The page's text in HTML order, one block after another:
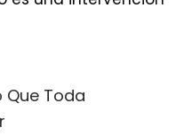
Que Toda